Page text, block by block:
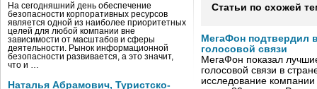
На сегодняшний день обеспечение
безопасности корпоративных ресурсов
является одной из наиболее приоритетных
целей для любой компании вне
зависимости от масштабов и сферы
деятельности. Рынок информационной
безопасности развивается, а это значит,
что и …
Наталья Абрамович, Туристско-
Статьи по схожей
МегаФон подтвердил
голосовой связи
МегаФон показал
голосовой связи в
исследование